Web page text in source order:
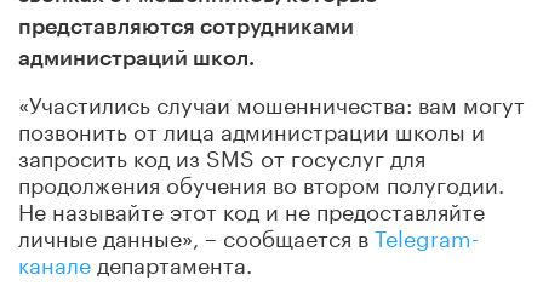
представляются сотрудниками
администраций школ.
«Участились случаи мошенничества: вам могут
позвонить от лица администрации школы и
запросить код из SMS от госуслуг для
продолжения обучения во втором полугодии.
Не называйте этот код и не предоставляйте
личные данные», – сообщается вTelegram-
канале департамента.